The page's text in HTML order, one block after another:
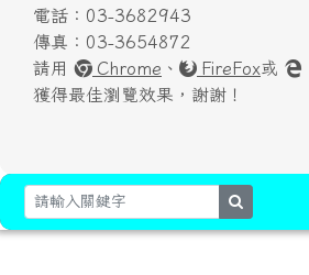
電話：03-3682943
傳真：03-3654872
請用
Chrome 、 FireFox或
獲得最佳瀏覽效果，謝謝！